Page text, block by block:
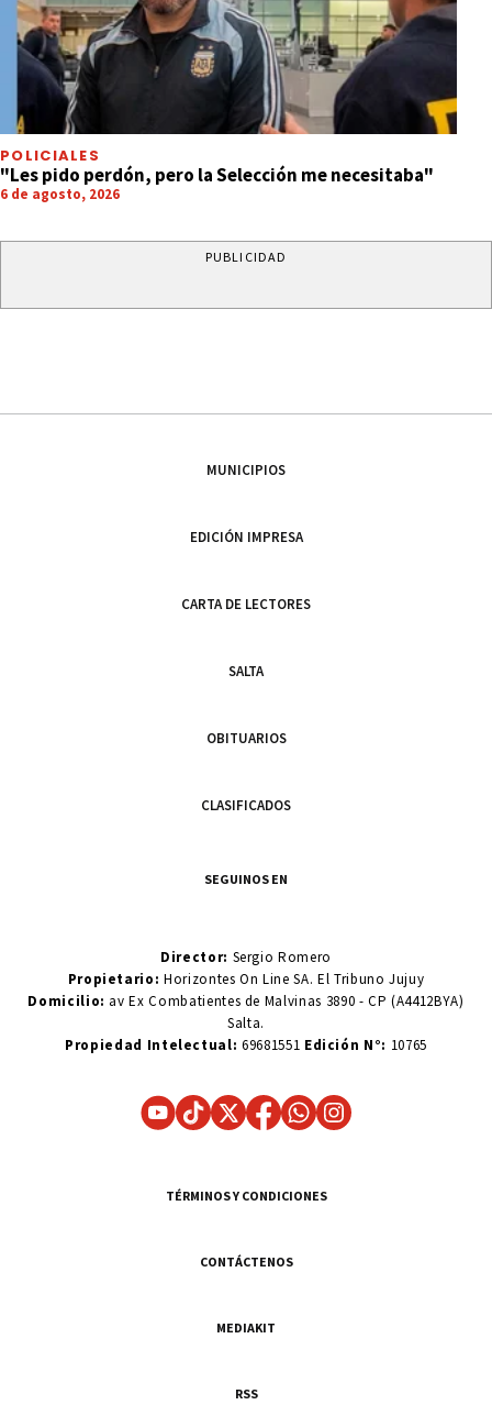
POLICIALES
"Les pido perdón, pero la Selección me necesitaba"
6 de agosto, 2026
PUBLICIDAD
MUNICIPIOS
EDICIÓN IMPRESA
CARTA DE LECTORES
SALTA
OBITUARIOS
CLASIFICADOS
SEGUINOS EN
Director: Sergio Romero
Propietario:Horizontes On Line SA. El Tribuno Jujuy
Domicilio: av Ex Combatientes de Malvinas 3890 - CP (A4412BYA)
Salta.
Propiedad Intelectual: 69681551 Edición N°: 10765
TÉRMINOS Y CONDICIONES
CONTÁCTENOS
MEDIAKIT
RSS